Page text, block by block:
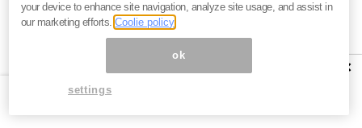
過去最高益「サンリオ」は買いか？決算で見えた“強い事
業”と“脆い統治”の同居
村田製作所なぜ株価3.8倍急騰？AIデータセンター需要の期待
「蓄電所」設置ブームで恩恵！株価上昇が見込める日本企業4
×
your device to enhance site navigation, analyze site usage, and assist in
our marketing efforts.Coolie policy
ok
settings